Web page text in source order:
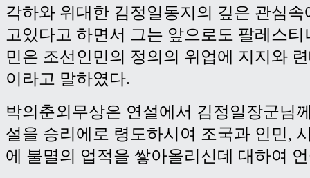
각하와 위대한 김정일동지의 깊은 관심
고있다고 하면서 그는 앞으로도 팔레스
민은 조선인민의 정의의 위업에 지지와
이라고 말하였다.
박의춘외무상은 연설에서 김정일장군님
설을 승리에로 령도하시여 조국과 인민,
에 불멸의 업적을 쌓아올리신데 대하여